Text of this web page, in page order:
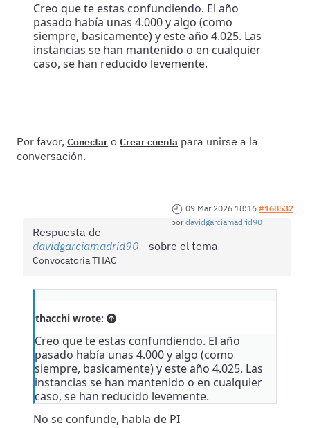
Creo que te estas confundiendo. El año
pasado había unas 4.000 y algo (como
siempre, basicamente) y este año 4.025. Las
instancias se han mantenido o en cualquier
caso, se han reducido levemente.
Por favor, Conectar o Crear cuenta para unirse a la
conversación.
09 Mar 2026 18:16 #168532
pordavidgarciamadrid90
Respuesta de
davidgarciamadrid90
sobre el tema
Convocatoria THAC
thacchi wrote:
Creo que te estas confundiendo. El año
pasado había unas 4.000 y algo (como
siempre, basicamente) y este año 4.025. Las
instancias se han mantenido o en cualquier
caso, se han reducido levemente.
No se confunde, habla de PI